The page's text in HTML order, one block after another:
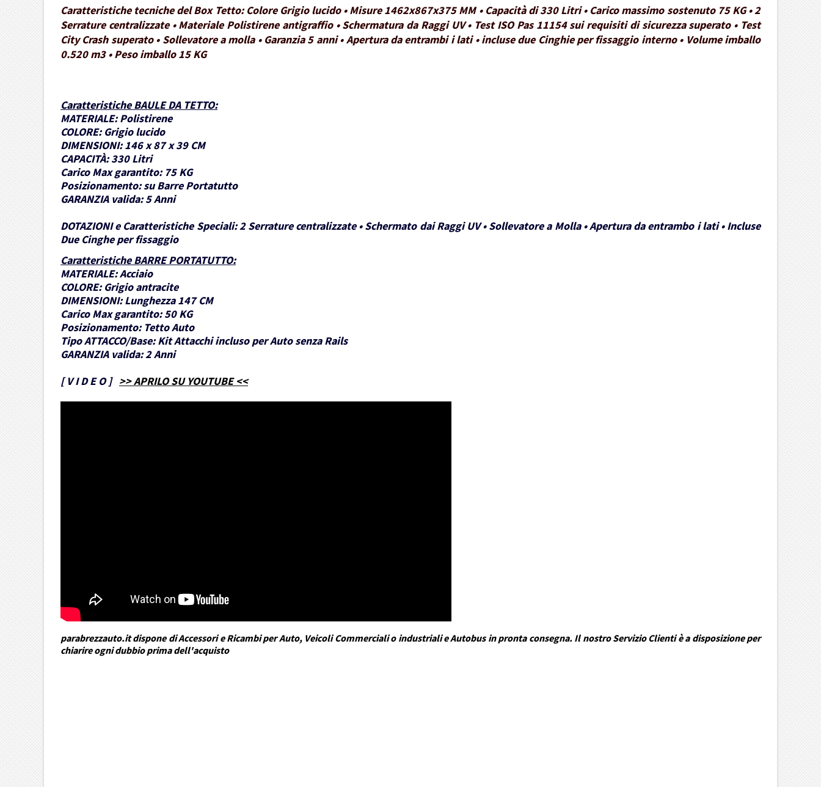
Caratteristiche tecniche del Box Tetto: Colore Grigio lucido • Misure 1462x867x375 MM • Capacità di 330 Litri • Carico massimo sostenuto 75 KG • 2
Serrature centralizzate • Materiale Polistirene antigraffio • Schermatura da Raggi UV • Test ISO Pas 11154 sui requisiti di sicurezza superato • Test
City Crash superato • Sollevatore a molla • Garanzia 5 anni • Apertura da entrambi i lati • incluse due Cinghie per fissaggio interno • Volume imballo
0.520 m3 • Peso imballo 15 KG
Caratteristiche BAULE DA TETTO:
MATERIALE: Polistirene
COLORE: Grigio lucido
DIMENSIONI: 146 x 87 x 39 CM
CAPACITÀ: 330 Litri
Carico Max garantito: 75 KG
Posizionamento: su Barre Portatutto
GARANZIA valida: 5 Anni
DOTAZIONI e Caratteristiche Speciali:2 Serrature centralizzate • Schermato dai Raggi UV • Sollevatore a Molla • Apertura da entrambo i lati • Incluse
Due Cinghe per fissaggio
Caratteristiche BARRE PORTATUTTO:
MATERIALE:Acciaio
COLORE: Grigio antracite
DIMENSIONI: Lunghezza 147 CM
Carico Max garantito: 50 KG
Posizionamento: Tetto Auto
Tipo ATTACCO/Base: Kit Attacchi incluso per Auto senza Rails
GARANZIA valida:2 Anni
[V I D E O] >> APRILO SU YOUTUBE <<
parabrezzauto.it dispone di Accessori e Ricambi per Auto, Veicoli Commerciali o industriali e Autobus in pronta consegna. Il nostro Servizio Clienti è a disposizione per
chiarire ogni dubbio prima dell'acquisto